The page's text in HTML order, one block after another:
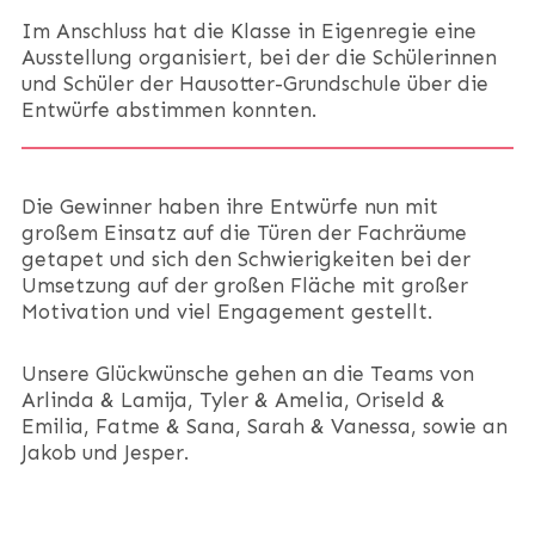
Im Anschluss hat die Klasse in Eigenregie eine
Ausstellung organisiert, bei der die Schülerinnen
und Schüler der Hausotter-Grundschule über die
Entwürfe abstimmen konnten.
Die Gewinner haben ihre Entwürfe nun mit
großem Einsatz auf die Türen der Fachräume
getapet und sich den Schwierigkeiten bei der
Umsetzung auf der großen Fläche mit großer
Motivation und viel Engagement gestellt.
Unsere Glückwünsche gehen an die Teams von
Arlinda & Lamija, Tyler & Amelia, Oriseld &
Emilia, Fatme & Sana, Sarah & Vanessa, sowie an
Jakob und Jesper.